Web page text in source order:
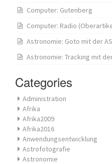
Computer: Gutenberg
Computer: Radio
Astronomie: Goto mit der
Astronomie: Tracking mit der
Categories
Administration
Afrika
Afrika2009
Afrika2016
Anwendungsentwicklung
Astrofotografie
Astronomie